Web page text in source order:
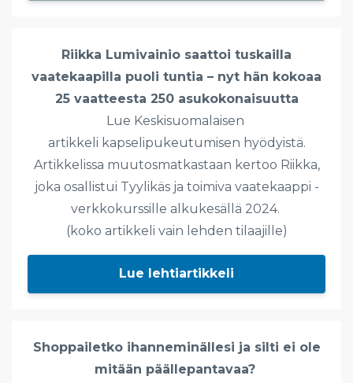
Riikka Lumivainio saattoi tuskailla
vaatekaapilla puoli tuntia – nyt hän kokoaa
25 vaatteesta 250 asukokonaisuutta
Lue Keskisuomalaisen
artikkeli kapselipukeutumisen hyödyistä.
Artikkelissa muutosmatkastaan kertoo Riikka,
joka osallistui Tyylikäs ja toimiva vaatekaappi -
verkkokurssille alkukesällä 2024.
(koko artikkeli vain lehden tilaajille)
Lue lehtiartikkeli
Shoppailetko ihanneminällesi ja silti ei ole
mitään päällepantavaa?